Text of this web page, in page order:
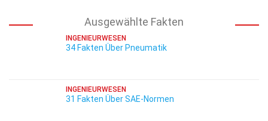
Ausgewählte Fakten
INGENIEURWESEN
34 Fakten Über Pneumatik
INGENIEURWESEN
31 Fakten Über SAE-Normen